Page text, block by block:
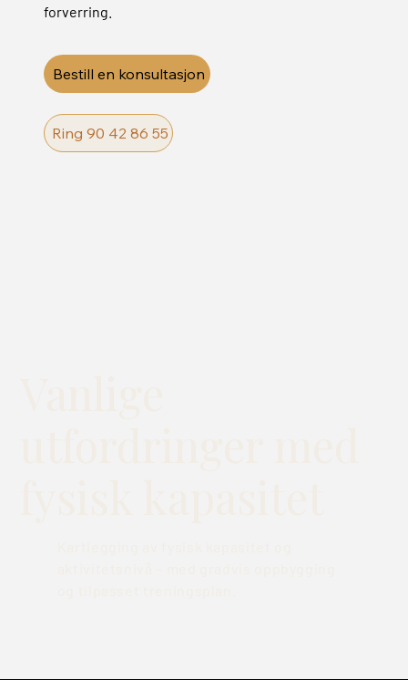
forverring.
Bestill en konsultasjon
Ring 90 42 86 55